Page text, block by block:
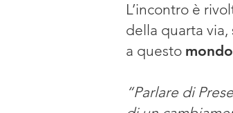
L’incontro è
della quarta
a questo
“Parlare di